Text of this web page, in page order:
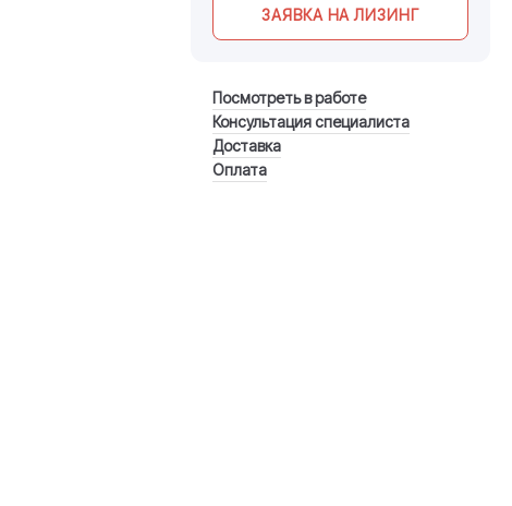
ЗАЯВКА НА ЛИЗИНГ
Посмотреть в работе
Консультация специалиста
Доставка
Оплата